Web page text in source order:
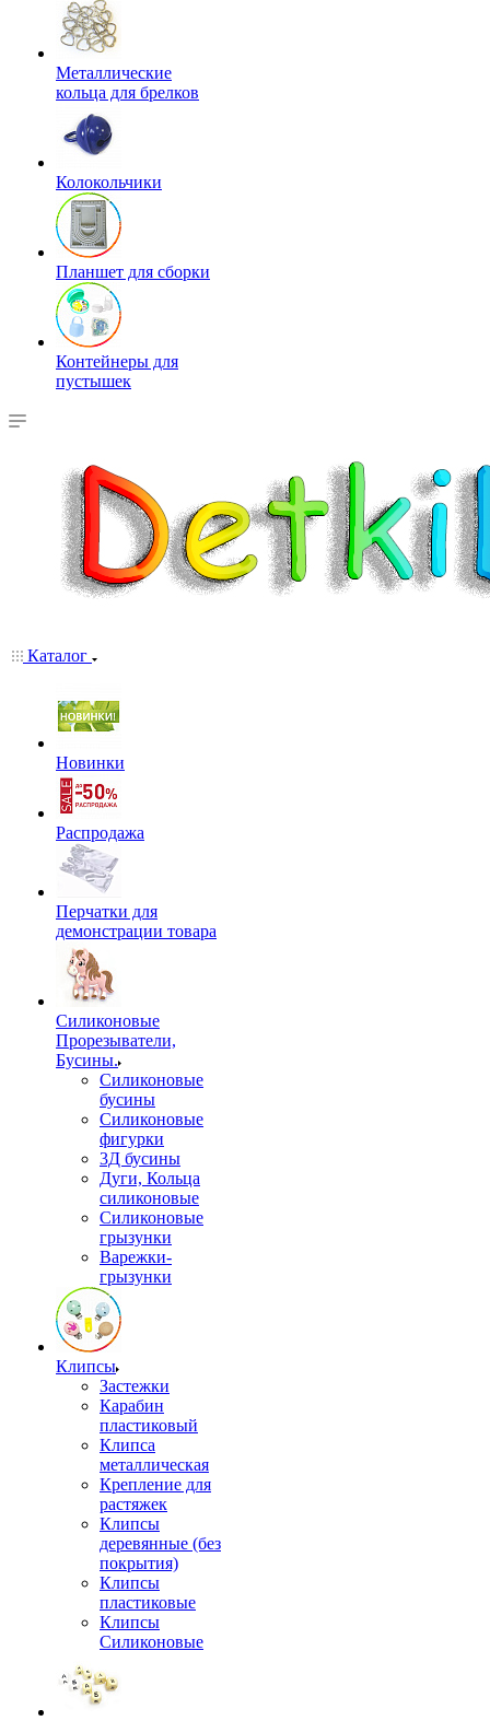
Металлические
кольца для брелков
Колокольчики
Планшет для сборки
Контейнеры для
пустышек
Каталог
Новинки
Распродажа
Перчатки для
демонстрации товара
Силиконовые
Прорезыватели,
Бусины.
Силиконовые
бусины
Силиконовые
фигурки
3Д бусины
Дуги, Кольца
силиконовые
Силиконовые
грызунки
Варежки-
грызунки
Клипсы
Застежки
Карабин
пластиковый
Клипса
металлическая
Крепление для
растяжек
Клипсы
деревянные (без
покрытия)
Клипсы
пластиковые
Клипсы
Силиконовые